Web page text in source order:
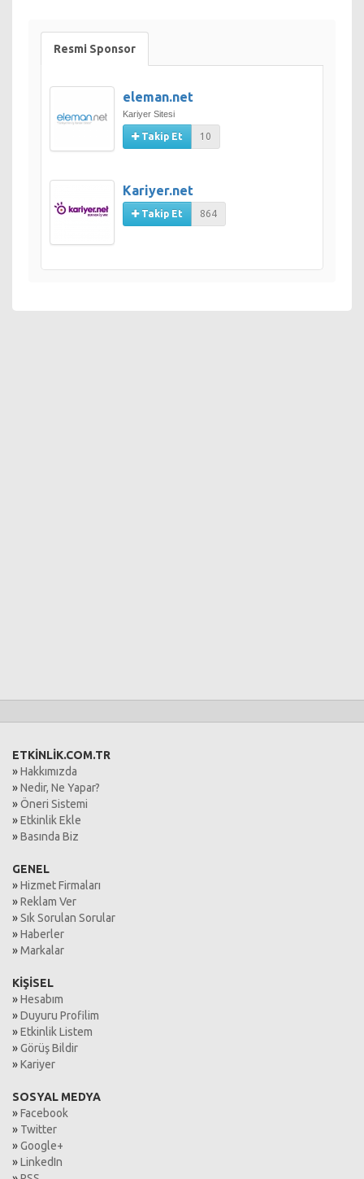
Resmi Sponsor
eleman.net
Kariyer Sitesi
Takip Et 10
Kariyer.net
Takip Et 864
ETKİNLİK.COM.TR
»Hakkımızda
»Nedir, Ne Yapar?
»Öneri Sistemi
»Etkinlik Ekle
»Basında Biz
GENEL
»Hizmet Firmaları
»Reklam Ver
»Sık Sorulan Sorular
»Haberler
»Markalar
KİŞİSEL
»Hesabım
»Duyuru Profilim
»Etkinlik Listem
»Görüş Bildir
»Kariyer
SOSYAL MEDYA
»Facebook
» Twitter
»Google+
»LinkedIn